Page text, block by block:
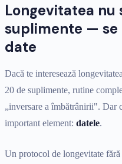
Longevitatea nu
suplimente —
date
Dacă te interesează
20 de suplimente, rutine
„inversare a îmbătrânirii". Dar
important element: datele.
Un protocol de longevitate fără